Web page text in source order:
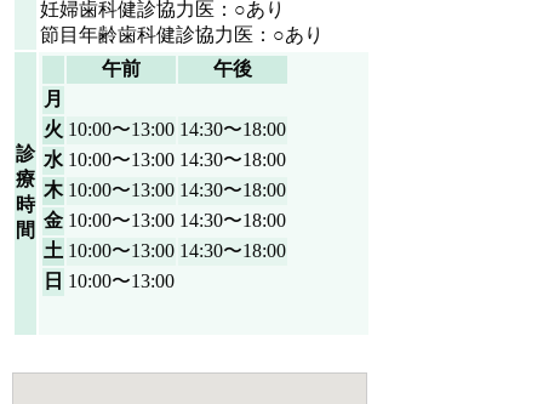
妊婦歯科健診協力医：○あり
節目年齢歯科健診協力医：○あり
診
療
時
間
午前
午後
月
火 10:00〜13:00 14:30〜18:00
水 10:00〜13:00 14:30〜18:00
木 10:00〜13:00 14:30〜18:00
金 10:00〜13:00 14:30〜18:00
土 10:00〜13:00 14:30〜18:00
日 10:00〜13:00